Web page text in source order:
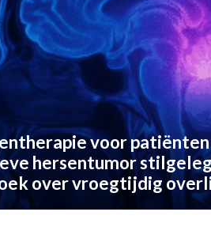
OPINIE
TARIEVEN
MEDISCHE
INLOGGEN
REGISTRATIE
voor
hersentumor
over vroegtijdig